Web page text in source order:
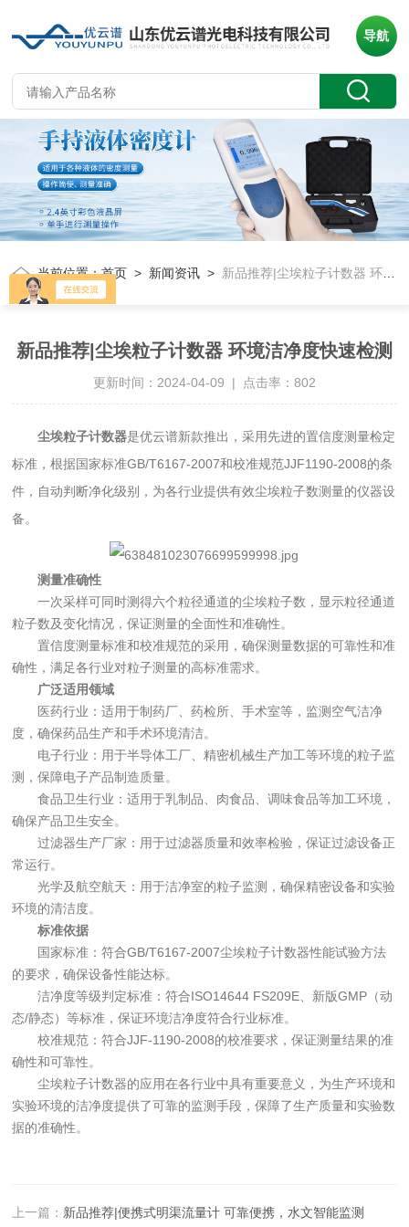
导航
当前位置：首页 > 新闻资讯 > 新品推荐|尘埃粒子计数器 环境洁净度快速检测
新品推荐|尘埃粒子计数器 环境洁净度快速检测
更新时间：2024-04-09 | 点击率：802
尘埃粒子计数器是优云谱新款推出，采用先进的置信度测量检定
标准，根据国家标准GB/T6167-2007和校准规范JJF1190-2008的条
件，自动判断净化级别，为各行业提供有效尘埃粒子数测量的仪器设
备。
测量准确性
一次采样可同时测得六个粒径通道的尘埃粒子数，显示粒径通道
粒子数及变化情况，保证测量的全面性和准确性。
置信度测量标准和校准规范的采用，确保测量数据的可靠性和准
确性，满足各行业对粒子测量的高标准需求。
广泛适用领域
医药行业：适用于制药厂、药检所、手术室等，监测空气洁净
度，确保药品生产和手术环境清洁。
电子行业：用于半导体工厂、精密机械生产加工等环境的粒子监
测，保障电子产品制造质量。
食品卫生行业：适用于乳制品、肉食品、调味食品等加工环境，
确保产品卫生安全。
过滤器生产厂家：用于过滤器质量和效率检验，保证过滤设备正
常运行。
光学及航空航天：用于洁净室的粒子监测，确保精密设备和实验
环境的清洁度。
标准依据
国家标准：符合GB/T6167-2007尘埃粒子计数器性能试验方法
的要求，确保设备性能达标。
洁净度等级判定标准：符合ISO14644 FS209E、新版GMP（动
态/静态）等标准，保证环境洁净度符合行业标准。
校准规范：符合JJF-1190-2008的校准要求，保证测量结果的准
确性和可靠性。
尘埃粒子计数器的应用在各行业中具有重要意义，为生产环境和
实验环境的洁净度提供了可靠的监测手段，保障了生产质量和实验数
据的准确性。
上一篇： 新品推荐|便携式明渠流量计 可靠便携，水文智能监测